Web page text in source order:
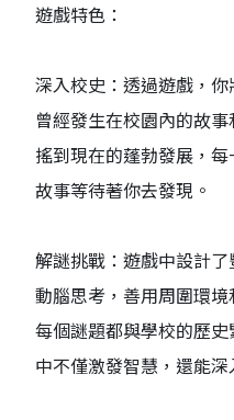
遊戲特色：
深入校史：透過遊戲，
曾經發生在校園內的故
搖到現在的蓬勃發展，
故事等待著你去發現。
解謎挑戰：遊戲中設計
動腦思考，善用周圍環
每個謎題都與學校的歷
中不僅激發智慧，還能